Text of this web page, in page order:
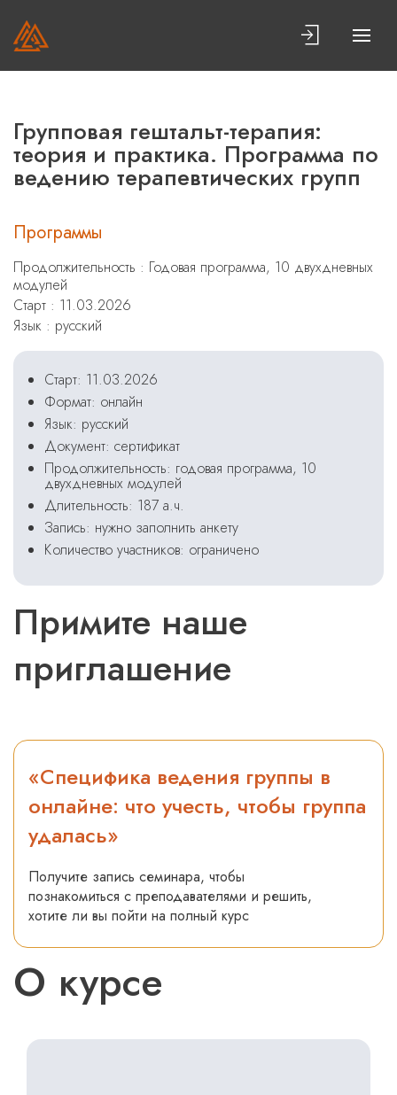
Групповая гештальт-терапия:
теория и практика. Программа по
ведению терапевтических групп
Программы
Продолжительность : Годовая программа, 10 двухдневных
модулей
Старт : 11.03.2026
Язык : русский
Старт: 11.03.2026
Формат: онлайн
Язык: русский
Документ: сертификат
Продолжительность: годовая программа, 10
двухдневных модулей
Длительность: 187 а.ч.
Запись: нужно заполнить анкету
Количество участников: ограничено
Примите наше
приглашение
«Специфика ведения группы в
онлайне: что учесть, чтобы группа
удалась»
Получите запись семинара, чтобы
познакомиться с преподавателями и решить,
хотите ли вы пойти на полный курс
О курсе